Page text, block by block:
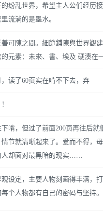
纷乱世界，希望主人公们经历
流淌的是墨水。
可陳之間。細節鋪陳與世界觀
元素：未來、書、埃及 硬湊在
读了60页实在啃不下去，弃
啃，但过了前面200页再往后就
节就清晰起来了。爱而不得，
人却面对最黑暗的现实……
设定，主要人物刻画得丰满，
个人物都有自己的密码与坚持